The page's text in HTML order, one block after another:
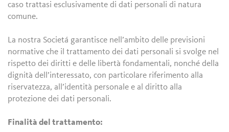
caso trattasi esclusivamente di dati personali di natura
comune.
La nostra Societá garantisce nell’ambito delle previsioni
normative che il trattamento dei dati personali si svolge nel
rispetto dei diritti e delle libertà fondamentali, nonché della
dignità dell’interessato, con particolare riferimento alla
riservatezza, all’identità personale e al diritto alla
protezione dei dati personali.
Finalità del trattamento: